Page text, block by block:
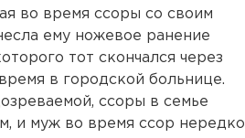
во время ссоры со своим
ему ножевое ранение
тот скончался через
в городской больнице.
ссоры в семье
и муж во время ссор нередко